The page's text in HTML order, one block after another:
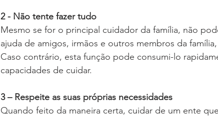
2 - Não tente fazer tudo
Mesmo se for o principal cuidador da família, não
ajuda de amigos, irmãos e outros membros da
Caso contrário, esta função pode consumi-lo
capacidades de cuidar.
3 – Respeite as suas próprias necessidades
Quando feito da maneira certa, cuidar de um ente